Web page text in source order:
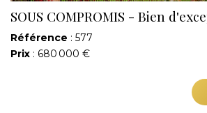
SOUS COMPROMIS - Bien
Référence : 577
Prix : 680 000 €